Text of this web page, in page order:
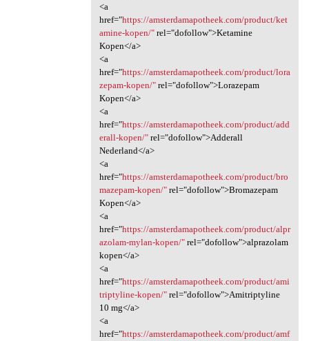
<a
href="https://amsterdamapotheek.com/product/ket
amine-kopen/"rel="dofollow">Ketamine
Kopen</a>
<a
href="https://amsterdamapotheek.com/product/lora
zepam-kopen/"rel="dofollow">Lorazepam
Kopen</a>
<a
href="https://amsterdamapotheek.com/product/add
erall-kopen/"rel="dofollow">Adderall
Nederland</a>
<a
href="https://amsterdamapotheek.com/product/bro
mazepam-kopen/"rel="dofollow">Bromazepam
Kopen</a>
<a
href="https://amsterdamapotheek.com/product/alpr
azolam-mylan-kopen/"rel="dofollow">alprazolam
kopen</a>
<a
href="https://amsterdamapotheek.com/product/ami
triptyline-kopen/"rel="dofollow">Amitriptyline
10 mg</a>
<a
href="https://amsterdamapotheek.com/product/amf